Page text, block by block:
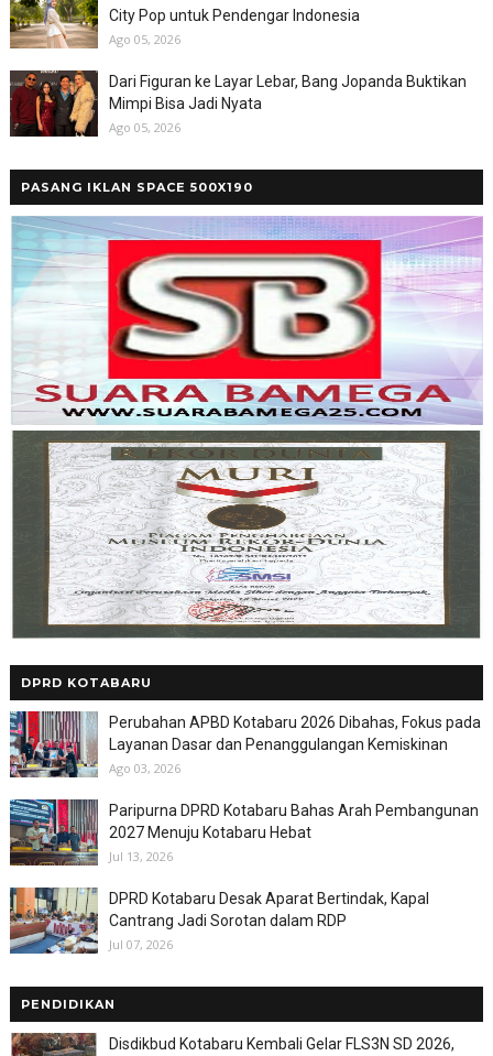
City Pop untuk Pendengar Indonesia
Ago 05, 2026
Dari Figuran ke Layar Lebar, Bang Jopanda Buktikan
Mimpi Bisa Jadi Nyata
Ago 05, 2026
PASANG IKLAN SPACE 500X190
DPRD KOTABARU
Perubahan APBD Kotabaru 2026 Dibahas, Fokus pada
Layanan Dasar dan Penanggulangan Kemiskinan
Ago 03, 2026
Paripurna DPRD Kotabaru Bahas Arah Pembangunan
2027 Menuju Kotabaru Hebat
Jul 13, 2026
DPRD Kotabaru Desak Aparat Bertindak, Kapal
Cantrang Jadi Sorotan dalam RDP
Jul 07, 2026
PENDIDIKAN
Disdikbud Kotabaru Kembali Gelar FLS3N SD 2026,